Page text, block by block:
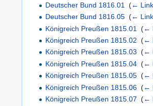
Deutscher Bund 1816.01
‎(←
Deutscher Bund 1816.05 ‎(←
Königreich Preußen 1815.01
‎(←
Königreich Preußen 1815.02 ‎(←
Königreich Preußen 1815.03 ‎(←
Königreich Preußen 1815.04 ‎(←
Königreich Preußen 1815.05 ‎(←
Königreich Preußen 1815.06 ‎(←
Königreich Preußen 1815.07 ‎(←